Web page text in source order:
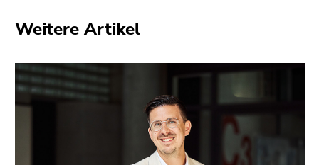
Weitere Artikel